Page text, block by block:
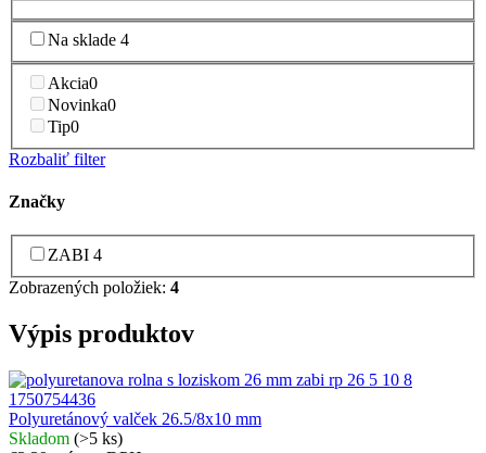
Na sklade 4
Akcia0
Novinka0
Tip0
Rozbaliť filter
Značky
ZABI 4
Zobrazených položiek: 4
Výpis produktov
Polyuretánový valček 26.5/8x10 mm
Skladom (>5 ks)